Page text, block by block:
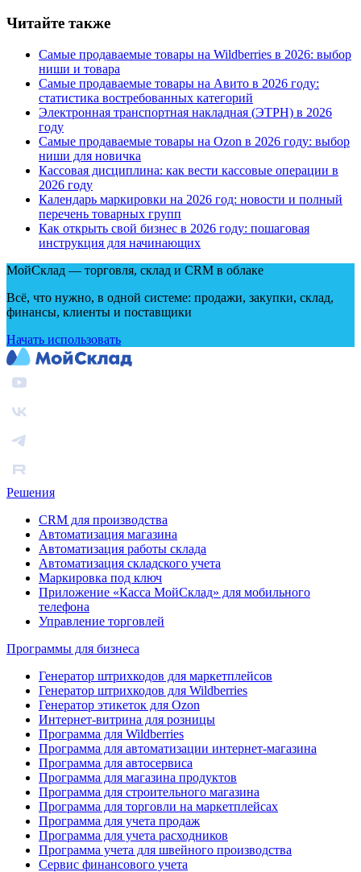
Читайте также
Самые продаваемые товары на Wildberries в 2026: выбор
ниши и товара
Самые продаваемые товары на Авито в 2026 году:
статистика востребованных категорий
Электронная транспортная накладная (ЭТРН) в 2026
году
Самые продаваемые товары на Ozon в 2026 году: выбор
ниши для новичка
Кассовая дисциплина: как вести кассовые операции в
2026 году
Календарь маркировки на 2026 год: новости и полный
перечень товарных групп
Как открыть свой бизнес в 2026 году: пошаговая
инструкция для начинающих
МойСклад — торговля, склад и CRM в облаке
Всё, что нужно, в одной системе: продажи, закупки, склад,
финансы, клиенты и поставщики
Начать использовать
Решения
CRM для производства
Автоматизация магазина
Автоматизация работы склада
Автоматизация складского учета
Маркировка под ключ
Приложение «Касса МойСклад» для мобильного
телефона
Управление торговлей
Программы для бизнеса
Генератор штрихкодов для маркетплейсов
Генератор штрихкодов для Wildberries
Генератор этикеток для Ozon
Интернет-витрина для розницы
Программа для Wildberries
Программа для автоматизации интернет-магазина
Программа для автосервиса
Программа для магазина продуктов
Программа для строительного магазина
Программа для торговли на маркетплейсах
Программа для учета продаж
Программа для учета расходников
Программа учета для швейного производства
Сервис финансового учета